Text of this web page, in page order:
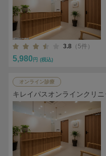
3.8 （5件）
5,980 円 (税込)
オンライン診療
キレイパスオンラインクリニ